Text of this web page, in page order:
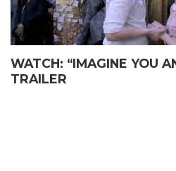
WATCH: “IMAGINE YOU
TRAILER